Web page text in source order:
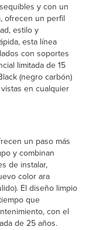
y con un
ofrecen un perfil
estilo y
esta línea
con soportes
limitada de 15
(negro carbón)
en cualquier
un paso más
y combinan
de instalar,
color ara
El diseño limpio
que
con el
de 25 años.